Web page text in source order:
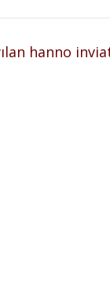
hanno